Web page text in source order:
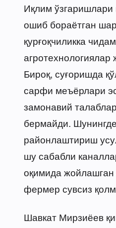
Иқлим ўзгаришлари
ошиб бораётган
қурғоқчиликка
Бироқ, суғоришда
сарфи меъёрлари
замонавий
бермайди.
районлаштириш
шу сабабли
оқимида
фермер сувсиз
Шавкат Мирзиёев